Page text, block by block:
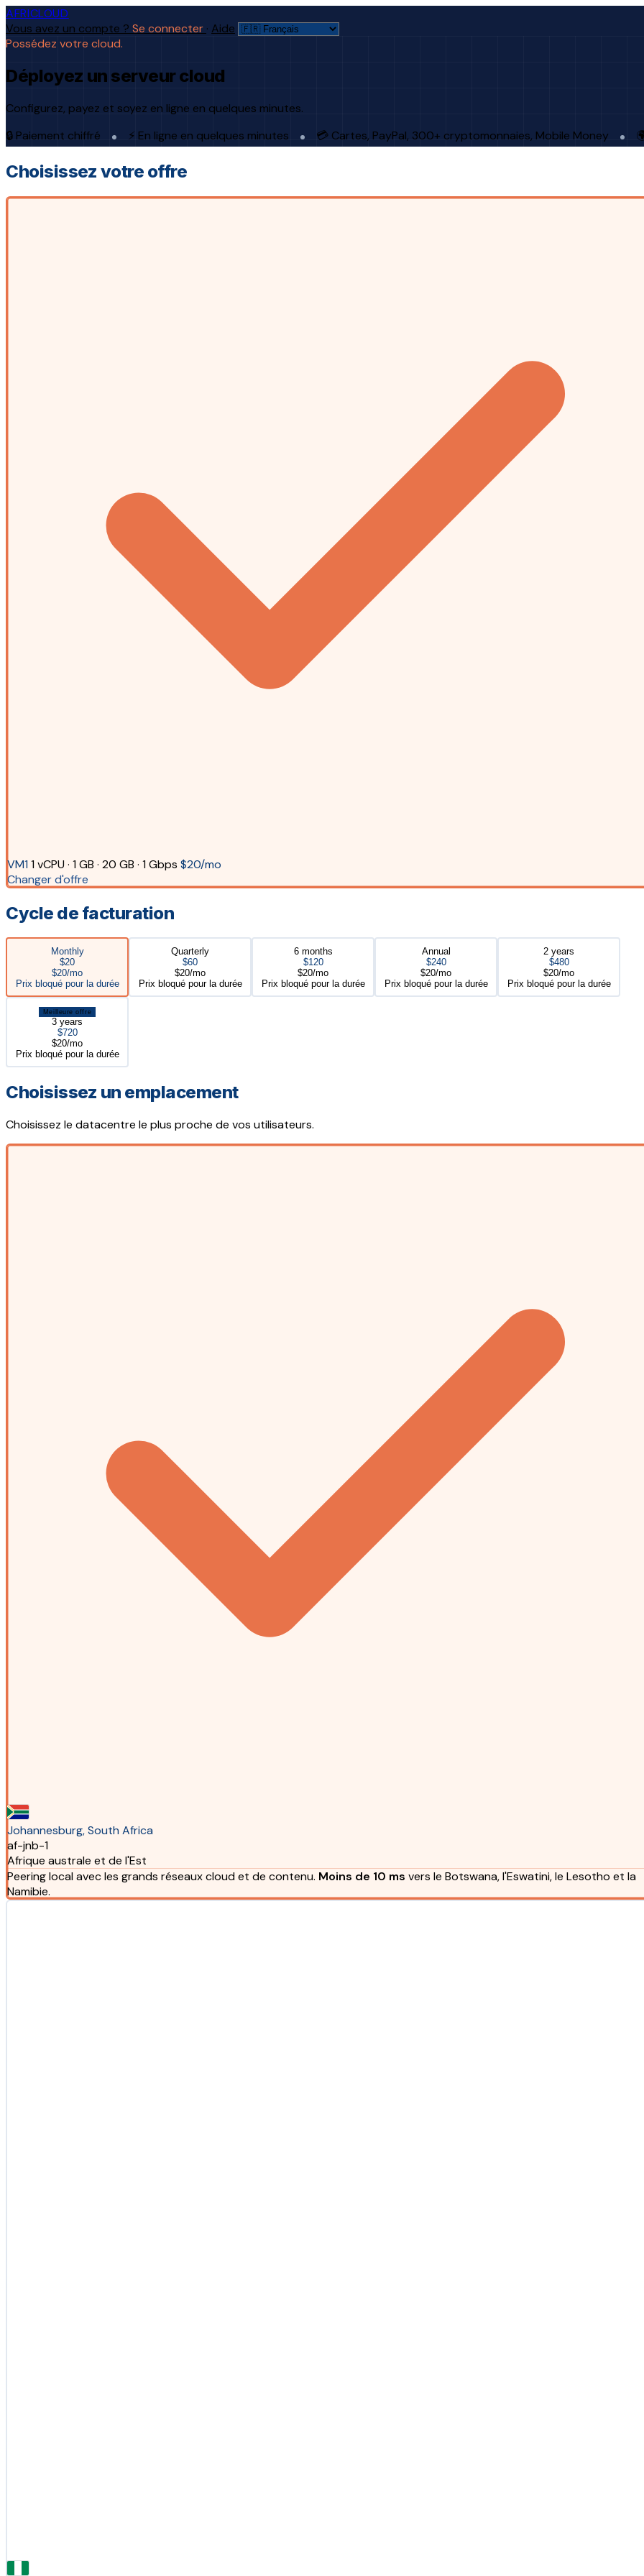
AFRICLOUD
Vous avez un compte ? Se connecter · Aide
Possédez votre cloud.
Déployez un serveur cloud
Configurez, payez et soyez en ligne en quelques minutes.
🔒 Paiement chiffré
⚡ En ligne en quelques minutes 💳 Cartes, PayPal, 300+ cryptomonnaies, Mobile Money
Choisissez votre offre
VM1 1 vCPU · 1 GB · 20 GB · 1 Gbps $20/mo
Changer d'offre
Cycle de facturation
Monthly
$20
$20/mo
Prix bloqué pour la durée
Quarterly
$60
$20/mo
Prix bloqué pour la durée
6 months
$120
$20/mo
Prix bloqué pour la durée
Annual
$240
$20/mo
Prix bloqué pour la durée
2 years
$480
$20/mo
Prix bloqué pour la durée
Meilleure offre
3 years
$720
$20/mo
Prix bloqué pour la durée
Choisissez un emplacement
Choisissez le datacentre le plus proche de vos utilisateurs.
Johannesburg, South Africa
af-jnb-1
Afrique australe et de l'Est
Peering local avec les grands réseaux cloud et de contenu. Moins de 10 ms vers le Botswana, l'Eswatini, le Lesotho et la
Namibie.